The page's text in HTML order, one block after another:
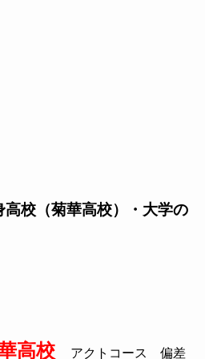
校（菊華高校）・大学の
高校 アクトコース 偏差